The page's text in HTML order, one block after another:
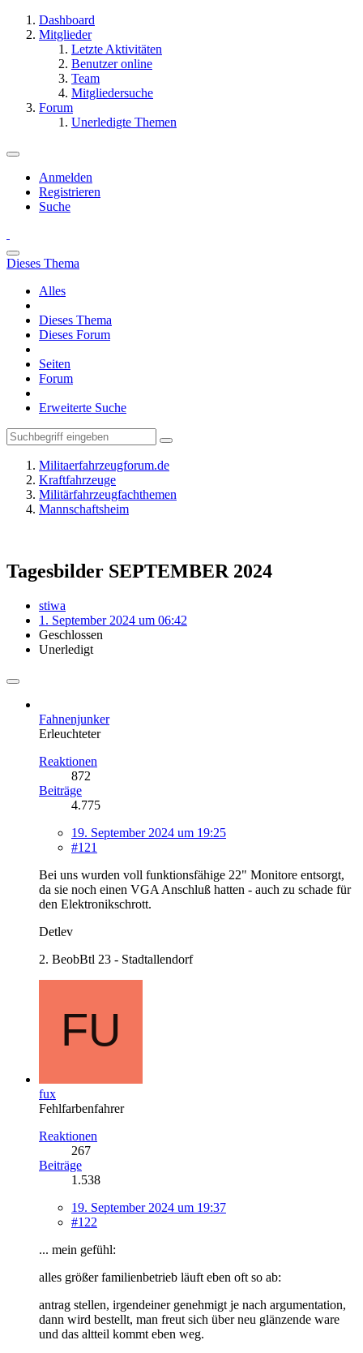
Dashboard
Mitglieder
Letzte Aktivitäten
Benutzer online
Team
Mitgliedersuche
Forum
Unerledigte Themen
Anmelden
Registrieren
Suche
Dieses Thema
Alles
Dieses Thema
Dieses Forum
Seiten
Forum
Erweiterte Suche
Militaerfahrzeugforum.de
Kraftfahrzeuge
Militärfahrzeugfachthemen
Mannschaftsheim
Tagesbilder SEPTEMBER 2024
stiwa
1. September 2024 um 06:42
Geschlossen
Unerledigt
Fahnenjunker
Erleuchteter
Reaktionen
872
Beiträge
4.775
19. September 2024 um 19:25
#121
Bei uns wurden voll funktionsfähige 22" Monitore entsorgt,
da sie noch einen VGA Anschluß hatten - auch zu schade für
den Elektronikschrott.
Detlev
2. BeobBtl 23 - Stadtallendorf
fux
Fehlfarbenfahrer
Reaktionen
267
Beiträge
1.538
19. September 2024 um 19:37
#122
... mein gefühl:
alles größer familienbetrieb läuft eben oft so ab:
antrag stellen, irgendeiner genehmigt je nach argumentation,
dann wird bestellt, man freut sich über neu glänzende ware
und das altteil kommt eben weg.